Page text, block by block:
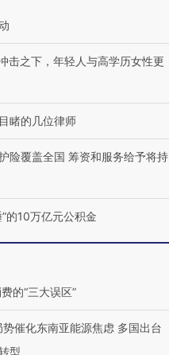
击之下，年轻人与高学历女性更
睹的几位律师
险覆盖全国 筹资和服务给予将持
”的10万亿元公积金
的“三大误区”
势催化东南亚能源焦虑 多国出台
型